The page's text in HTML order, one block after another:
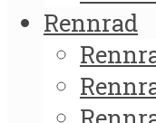
Rennrad